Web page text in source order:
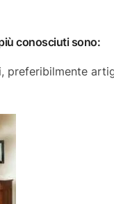
conosciuti sono:
preferibilmente